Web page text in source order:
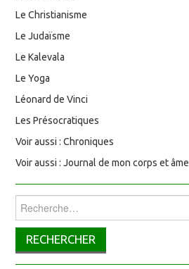
Le Christianisme
Le Judaïsme
Le Kalevala
Le Yoga
Léonard de Vinci
Les Présocratiques
Voir aussi : Chroniques
Voir aussi : Journal de mon corps et âme
Rechercher :